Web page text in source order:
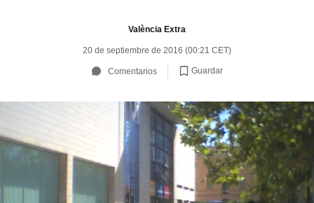
València Extra
20 de septiembre de 2016 (00:21 CET)
Comentarios Guardar